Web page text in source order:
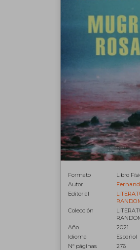
Formato
Libro
Autor
Editorial
Colección
Año
2021
Idioma
Español
N° páginas
276